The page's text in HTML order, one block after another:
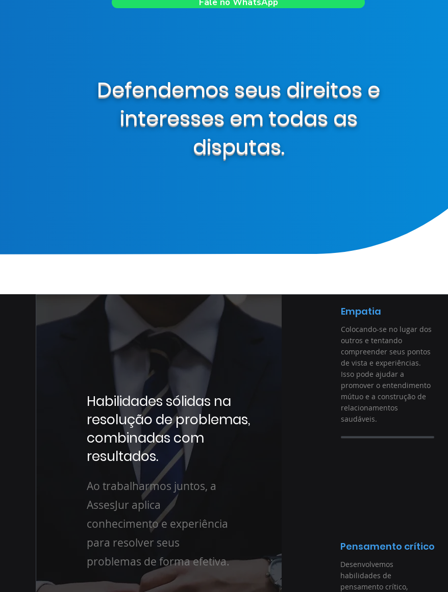
Defendemos seus direitos e
interesses em todas as
disputas.
Habilidades sólidas na
resolução de problemas,
combinadas com
resultados.
Ao trabalharmos juntos, a
AssesJur aplica
conhecimento e experiência
para resolver seus
problemas de forma efetiva.
Empatia
Colocando-se no lugar dos
outros e tentando
compreender seus pontos
de vista e experiências.
Isso pode ajudar a
promover o entendimento
mútuo e a construção de
relacionamentos
saudáveis.
Pensamento crítico
Desenvolvemos
habilidades de
pensamento crítico,